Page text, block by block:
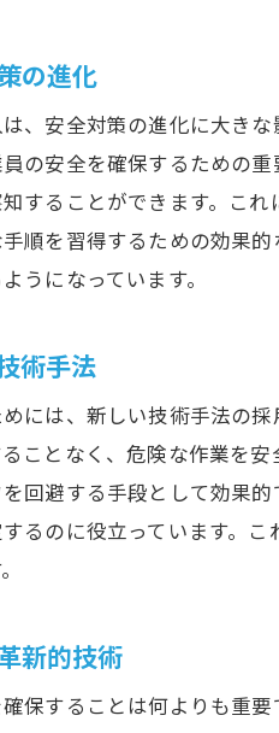
AIが解
無人化
未来の
無人化
環境に優し
資源再
環境保
エコフ
の進化
、安全対策の進化に大き
の安全を確保するための
することができます。こ
順を習得するための効果
うになっています。
術手法
には、新しい技術手法の
ことなく、危険な作業を
回避する手段として効果
るのに役立っています。
新的技術
保することは何よりも重